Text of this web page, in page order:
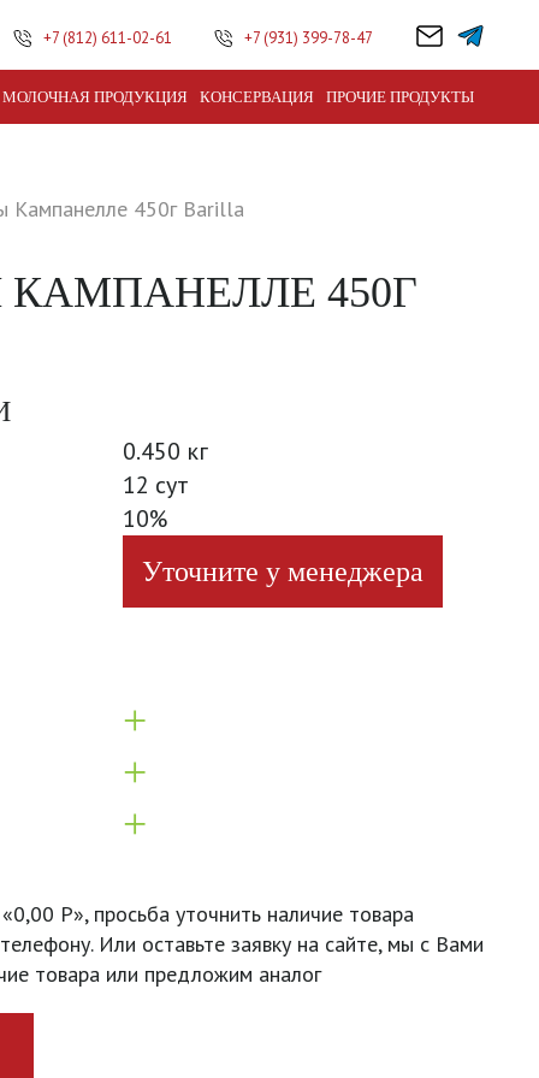
+7 (812) 611-02-61 +7 (931) 399-78-47
МОЛОЧНАЯ ПРОДУКЦИЯ КОНСЕРВАЦИЯ ПРОЧИЕ ПРОДУКТЫ
Кампанелле 450г Barilla
450Г
0.450 кг
12 сут
10%
Уточните у менеджера
+
+
+
Р», просьба уточнить наличие товара
Или оставьте заявку на сайте, мы с Вами
товара или предложим аналог